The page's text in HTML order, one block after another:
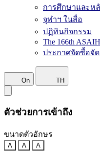
การศึกษาและห
จุฬาฯ ในสื่อ
ปฏิทินกิจกรรม
The 166th
ประกาศจัดซื้อจัด
On TH
ตัวช่วยการเข้าถึง
ขนาดตัวอักษร
A A A